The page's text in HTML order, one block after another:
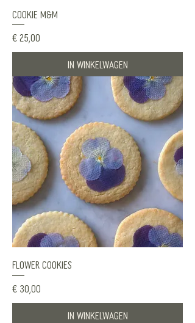
Cookie M&M
Prijs
€ 25,00
In winkelwagen
Flower Cookies
Prijs
€ 30,00
In winkelwagen